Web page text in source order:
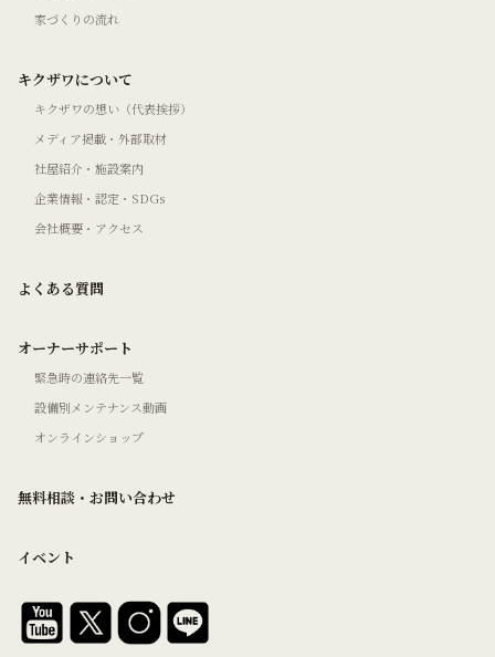
家づくりの流れ
キクザワについて
キクザワの想い（代表挨拶）
メディア掲載・外部取材
社屋紹介・施設案内
企業情報・認定・SDGs
会社概要・アクセス
よくある質問
オーナーサポート
緊急時の連絡先一覧
設備別メンテナンス動画
オンラインショップ
無料相談・お問い合わせ
イベント